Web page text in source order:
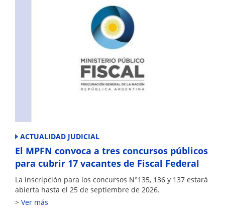
ACTUALIDAD JUDICIAL
El MPFN convoca a tres concursos públicos
para cubrir 17 vacantes de Fiscal Federal
La inscripción para los concursos N°135, 136 y 137 estará
abierta hasta el 25 de septiembre de 2026.
Ver más